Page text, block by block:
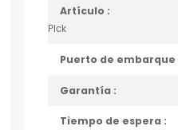
Artículo :
Pick
Puerto de embarque
Garantía :
Tiempo de espera :